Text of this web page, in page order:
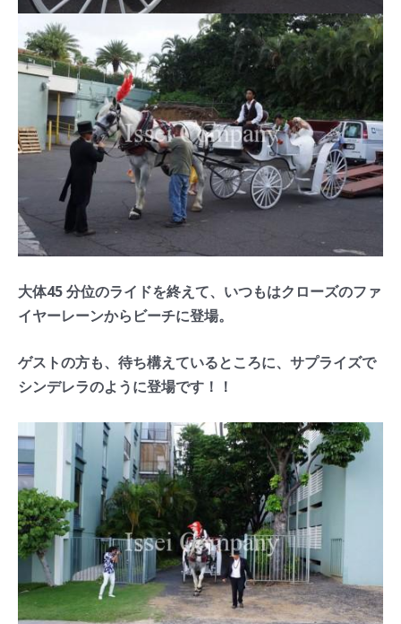
大体45 分位のライドを終えて、いつもはクローズのファ
イヤーレーンからビーチに登場。
ゲストの方も、待ち構えているところに、サプライズで
シンデレラのように登場です！！